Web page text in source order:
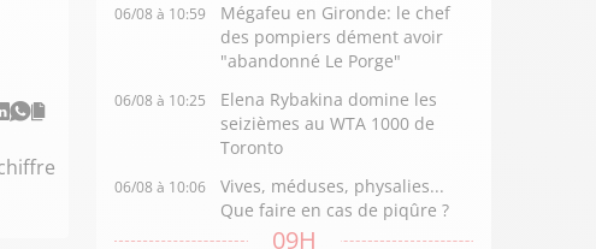
06/08 à 10:59
Mégafeu en Gironde: le chef
des pompiers dément avoir
"abandonné Le Porge"
06/08 à 10:25
Elena Rybakina domine les
seizièmes au WTA 1000 de
Toronto
06/08 à 10:06
Vives, méduses, physalies...
Que faire en cas de piqûre ?
09H